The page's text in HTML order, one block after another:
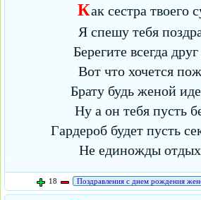
Как сестра твоего
Я спешу тебя
Берегите всегда
Вот что хочется
Брату будь женой
Ну а он тебя пусть
Гардероб будет пусть
Не единожды отдых
18
Поздравления с днем рождения